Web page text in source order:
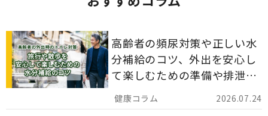
2026.07.24
高齢者の頻尿対策や正しい水
分補給のコツ、外出を安心し
て楽しむための準備や排泄ケ
ア用品の選び方を解説しま
す。